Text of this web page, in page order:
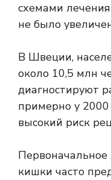
схемами
не было
В Швеции,
около 10,5 млн
диагностируют
примерно у 2000
высокий риск
кишки часто